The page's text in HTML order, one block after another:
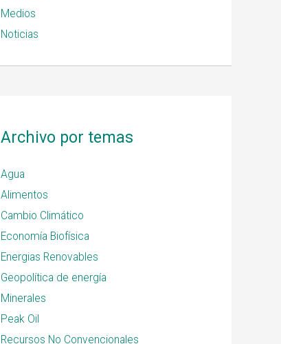
Medios
Noticias
Archivo por temas
Agua
Alimentos
Cambio Climático
Economía Biofísica
Energias Renovables
Geopolítica de energía
Minerales
Peak Oil
Recursos No Convencionales